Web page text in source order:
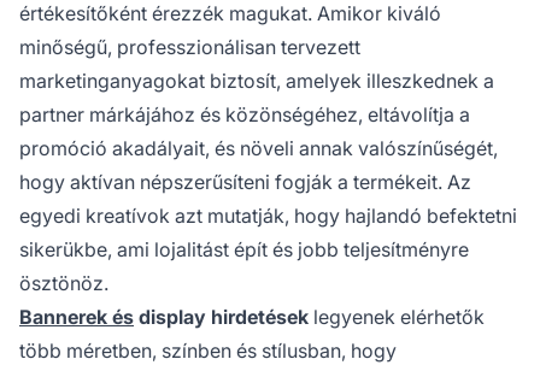
értékesítőként érezzék magukat. Amikor kiváló
minőségű, professzionálisan tervezett
marketinganyagokat biztosít, amelyek illeszkednek a
partner márkájához és közönségéhez, eltávolítja a
promóció akadályait, és növeli annak valószínűségét,
hogy aktívan népszerűsíteni fogják a termékeit. Az
egyedi kreatívok azt mutatják, hogy hajlandó befektetni
sikerükbe, ami lojalitást épít és jobb teljesítményre
ösztönöz.
Bannerek és display hirdetések legyenek elérhetők
több méretben, színben és stílusban, hogy